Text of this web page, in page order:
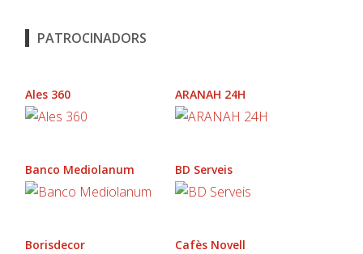
PATROCINADORS
Ales 360 ARANAH 24H
Banco Mediolanum BD Serveis
Borisdecor Cafès Novell